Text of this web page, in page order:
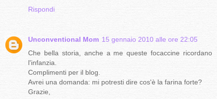
Rispondi
Unconventional Mom 15 gennaio 2010 alle ore 22:05
Che bella storia, anche a me queste focaccine ricordano
l'infanzia.
Complimenti per il blog.
Avrei una domanda: mi potresti dire cos'è la farina forte?
Grazie,